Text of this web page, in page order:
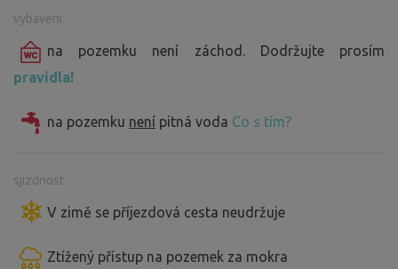
vybavení
na pozemku není záchod. Dodržujte prosím
pravidla!
na pozemku není pitná voda Co s tím?
sjízdnost
V zimě se příjezdová cesta neudržuje
Ztížený přístup na pozemek za mokra